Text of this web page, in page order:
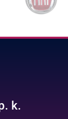
k.